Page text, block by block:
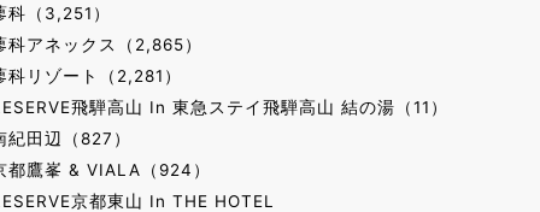
科（3,251）
科アネックス（2,865）
科リゾート（2,281）
飛騨高山 In 東急ステイ飛騨高山 結の湯（11）
紀田辺（827）
都鷹峯 & VIALA（924）
京都東山 In THE HOTEL